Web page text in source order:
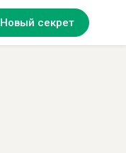
Новый секрет